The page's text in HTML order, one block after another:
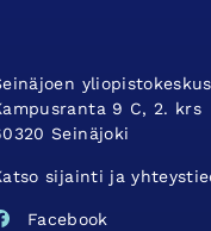
yliopistokeskus
9 C, 2. krs
Seinäjoki
sijainti ja
Facebook